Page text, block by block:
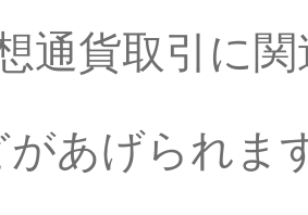
通貨取引に
があげられま